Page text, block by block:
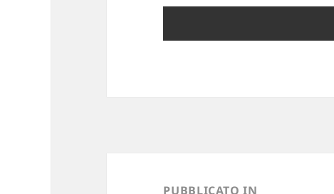
PUBBLICATO IN